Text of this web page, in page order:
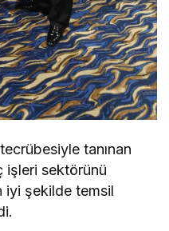
tanınan
işleri sektörünü
iyi şekilde temsil